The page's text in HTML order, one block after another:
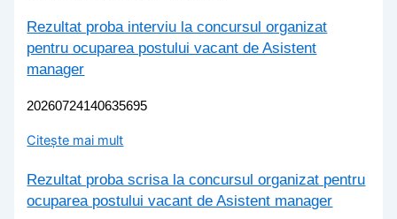
Rezultat proba interviu la concursul organizat
pentru ocuparea postului vacant de Asistent
manager
20260724140635695
Citește mai mult
Rezultat proba scrisa la concursul organizat pentru
ocuparea postului vacant de Asistent manager